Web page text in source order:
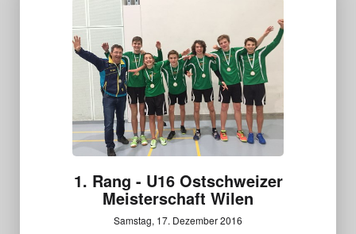
1. Rang - U16 Ostschweizer
Meisterschaft Wilen
Samstag, 17. Dezember 2016